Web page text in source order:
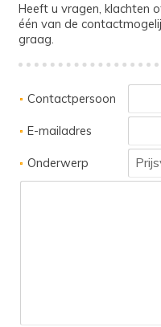
Heeft u vragen, klachten
één van de
graag.
Contactpersoon
E-mailadres
Onderwerp